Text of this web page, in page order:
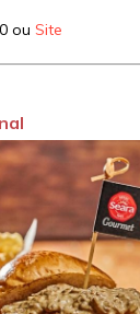
ou Site